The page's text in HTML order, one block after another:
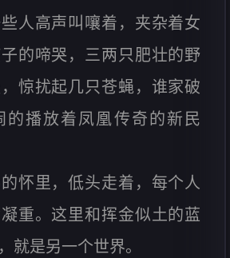
人高声叫嚷着，夹杂着女
的啼哭，三两只肥壮的野
惊扰起几只苍蝇，谁家破
的播放着凤凰传奇的新民
怀里，低头走着，每个人
重。这里和挥金似土的蓝
就是另一个世界。